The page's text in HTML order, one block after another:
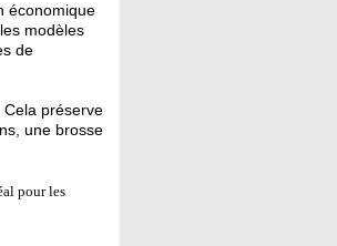
économique
modèles
de
préserve
une brosse
pour les